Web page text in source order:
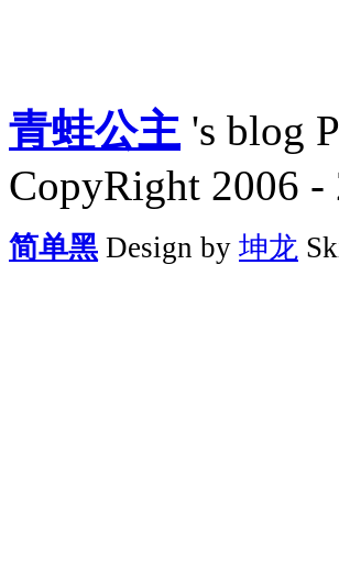
青蛙公主's blog
CopyRight 2006 -
简单黑 Design by 坤龙